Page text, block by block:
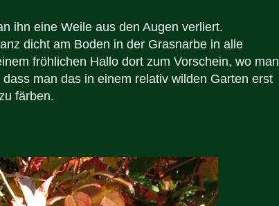
ihn eine Weile aus den Augen verliert.
dicht am Boden in der Grasnarbe in alle
fröhlichen Hallo dort zum Vorschein, wo man
man das in einem relativ wilden Garten erst
färben.